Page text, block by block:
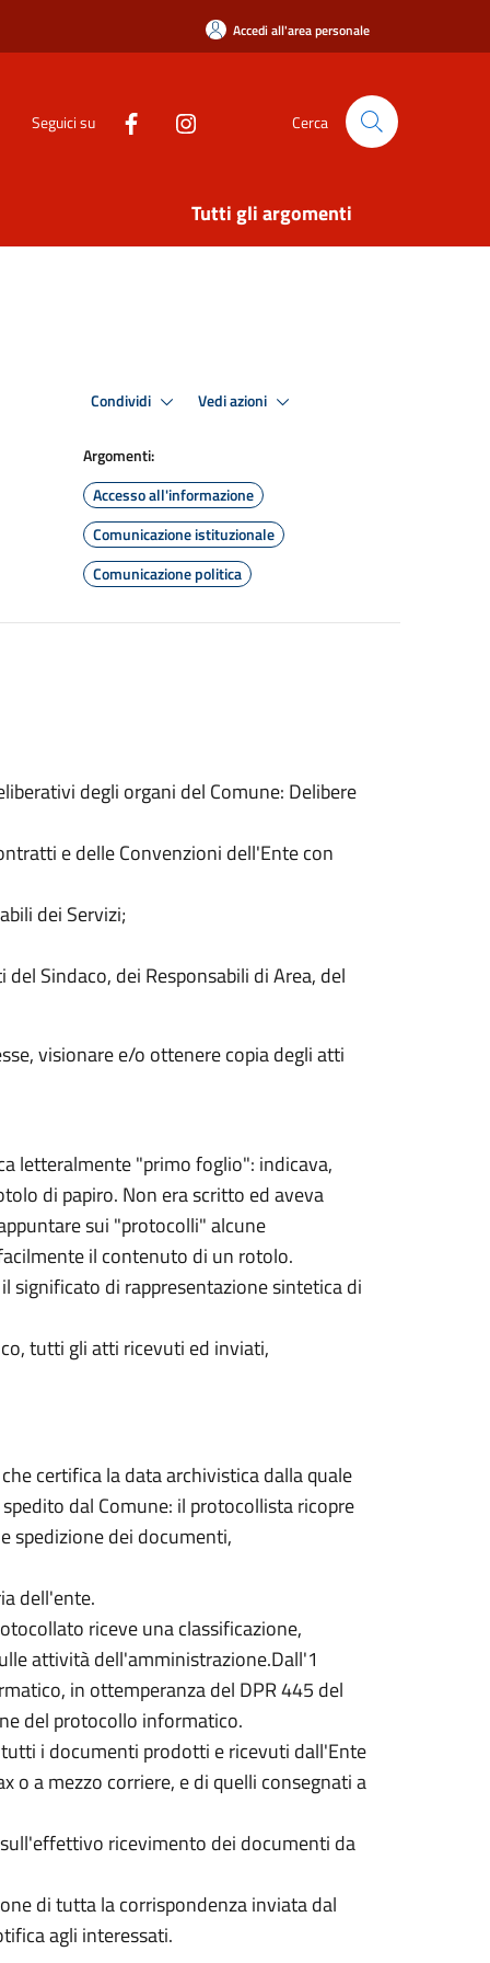
Accedi all'area personale
Seguici su Cerca
Tutti gli argomenti
Condividi Vedi azioni
Argomenti:
Accesso all'informazione
Comunicazione istituzionale
Comunicazione politica
degli organi del Comune: Delibere
e delle Convenzioni dell'Ente con
dei Servizi;
Sindaco, dei Responsabili di Area, del
visionare e/o ottenere copia degli atti
letteralmente "primo foglio": indicava,
di papiro. Non era scritto ed aveva
sui "protocolli" alcune
il contenuto di un rotolo.
significato di rappresentazione sintetica di
tutti gli atti ricevuti ed inviati,
certifica la data archivistica dalla quale
dal Comune: il protocollista ricopre
spedizione dei documenti,
dell'ente.
riceve una classificazione,
attività dell'amministrazione.Dall'1
in ottemperanza del DPR 445 del
del protocollo informatico.
i documenti prodotti e ricevuti dall'Ente
o a mezzo corriere, e di quelli consegnati a
ricevimento dei documenti da
di tutta la corrispondenza inviata dal
agli interessati.